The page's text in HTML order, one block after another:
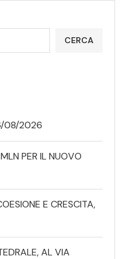
CERCA
08/2026
PER IL NUOVO
E CRESCITA,
AL VIA